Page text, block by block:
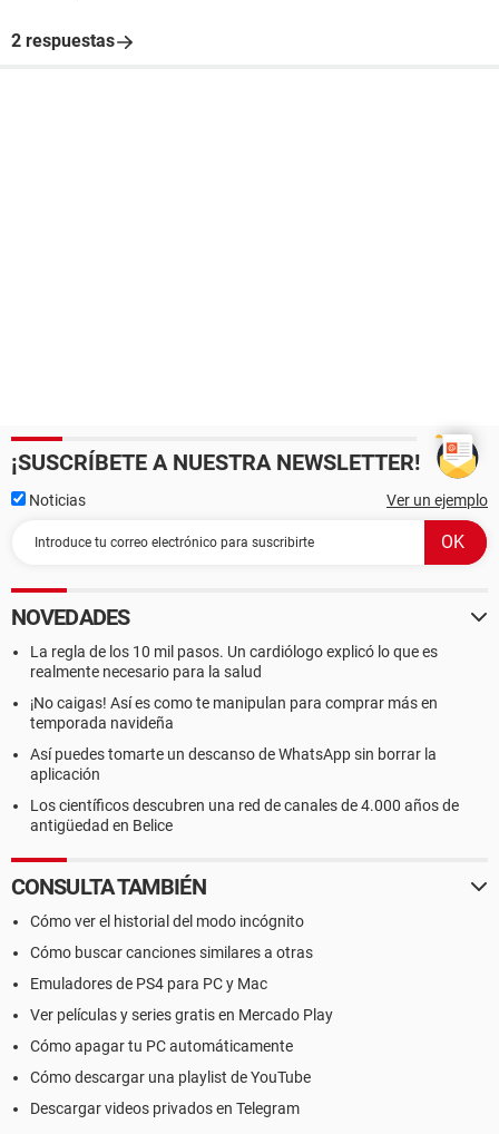
2 respuestas
¡SUSCRÍBETE A NUESTRA NEWSLETTER!
Noticias Ver un ejemplo
NOVEDADES
La regla de los 10 mil pasos. Un cardiólogo explicó lo que es
realmente necesario para la salud
¡No caigas! Así es como te manipulan para comprar más en
temporada navideña
Así puedes tomarte un descanso de WhatsApp sin borrar la
aplicación
Los científicos descubren una red de canales de 4.000 años de
antigüedad en Belice
CONSULTA TAMBIÉN
Cómo ver el historial del modo incógnito
Cómo buscar canciones similares a otras
Emuladores de PS4 para PC y Mac
Ver películas y series gratis en Mercado Play
Cómo apagar tu PC automáticamente
Cómo descargar una playlist de YouTube
Descargar videos privados en Telegram